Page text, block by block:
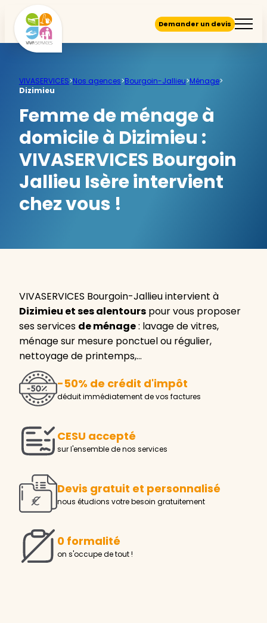
Demander un devis
VIVASERVICES>Nos agences>Bourgoin-Jallieu>Ménage>
Dizimieu
Femme de ménage à
domicile à Dizimieu :
VIVASERVICES Bourgoin
Jallieu Isère intervient
chez vous !
VIVASERVICES Bourgoin-Jallieu intervient à
Dizimieu et ses alentours pour vous proposer
ses services de ménage: lavage de vitres,
ménage sur mesure ponctuel ou régulier,
nettoyage de printemps,…
-50% de crédit d'impôt
déduit immédiatement de vos factures
CESU accepté
sur l'ensemble de nos services
Devis gratuit et personnalisé
nous étudions votre besoin gratuitement
0 formalité
on s'occupe de tout !